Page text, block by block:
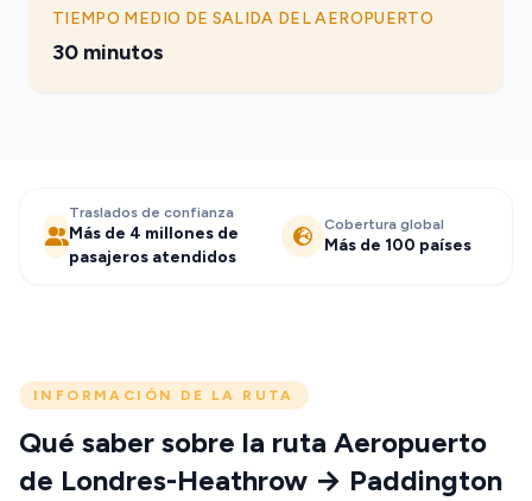
TIEMPO MEDIO DE SALIDA DEL AEROPUERTO
30 minutos
Traslados de confianza
Más de 4 millones de
pasajeros atendidos
Cobertura global
Más de 100 países
INFORMACIÓN DE LA RUTA
Qué saber sobre la ruta Aeropuerto
de Londres-Heathrow → Paddington